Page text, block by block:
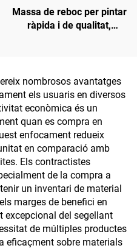
Massa de reboc per pintar
ràpida i de qualitat,
nombrosos avantatges
els usuaris en diversos
econòmica és un
quan es compra en
enfocament redueix
en comparació amb
Els contractistes
de la compra a
un inventari de material
marges de benefici en
excepcional del segellant
de múltiples productes
eficaçment sobre materials